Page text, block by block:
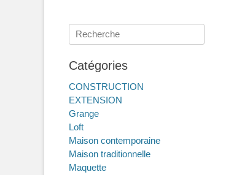
contenuRechercher :
Catégories
CONSTRUCTION
EXTENSION
Grange
Loft
Maison contemporaine
Maison traditionnelle
Maquette